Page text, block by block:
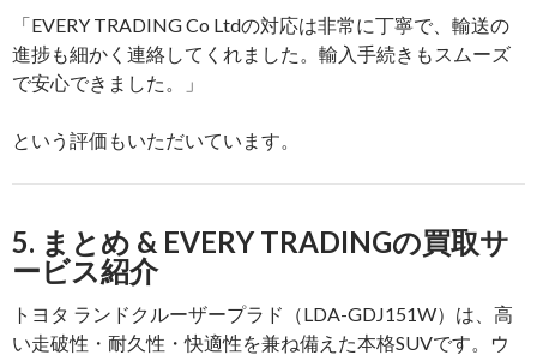
「EVERY TRADING Co Ltdの対応は非常に丁寧で、輸送の
進捗も細かく連絡してくれました。輸入手続きもスムーズ
で安心できました。」
という評価もいただいています。
5. まとめ & EVERY TRADINGの買取サ
ービス紹介
トヨタ ランドクルーザープラド（LDA-GDJ151W）は、高
い走破性・耐久性・快適性を兼ね備えた本格SUVです。ウ